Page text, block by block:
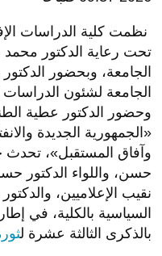
نظمت كلية الدراسات
تحت رعاية الدكتور
الجامعة، وبحضور
الجامعة لشئون الدراسات
وحضور الدكتور عطية
«الجمهورية الجديدة
وآفاق المستقبل»، تحدث
حسن، واللواء الدكتور
نقيب الإعلاميين،
السياسية بالكلية، في
بالذكرى الثالثة عشرة لثورة 30